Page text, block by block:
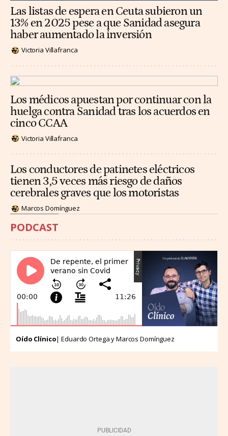
Las listas de espera en Ceuta subieron un
13% en 2025 pese a que Sanidad asegura
haber aumentado la inversión
Victoria Villafranca
Los médicos apuestan por continuar con la
huelga contra Sanidad tras los acuerdos en
cinco CCAA
Victoria Villafranca
Los conductores de patinetes eléctricos
tienen 3,5 veces más riesgo de daños
cerebrales graves que los motoristas
Marcos Domínguez
PODCAST
Oído Clínico| Eduardo Ortega y Marcos Domínguez